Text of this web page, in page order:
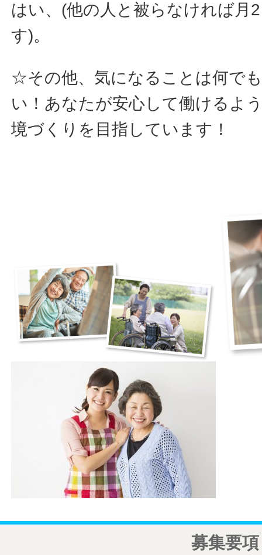
はい、(他の人と被らなければ月
す)。
☆その他、気になることは何で
い！あなたが安心して働けるよ
境づくりを目指しています！
募集要項